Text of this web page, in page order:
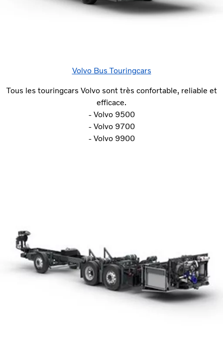
Volvo Bus Touringcars
Tous les touringcars Volvo sont très confortable, reliable et
efficace.
- Volvo 9500
- Volvo 9700
- Volvo 9900